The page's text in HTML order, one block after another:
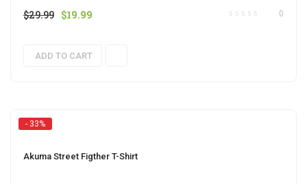
0
$29.99 $19.99
ADD TO CART
- 33%
Akuma Street Figther T-Shirt